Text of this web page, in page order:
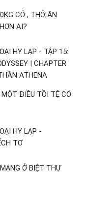
CỎ , THỎ ĂN
AI?
HY LẠP - TẬP 15:
| CHAPTER
ATHENA
ĐIỀU TỒI TỆ CÓ
HY LẠP -
TƠ
Ở BIỆT THỰ